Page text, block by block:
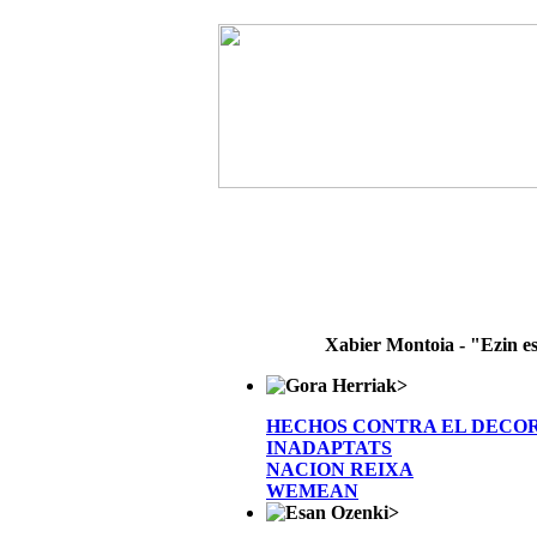
Xabier Montoia - "Ezin
>
HECHOS CONTRA EL
INADAPTATS
NACION REIXA
WEMEAN
>